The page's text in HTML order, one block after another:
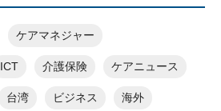
ケアマネジャー
ICT 介護保険 ケアニュース
台湾 ビジネス 海外